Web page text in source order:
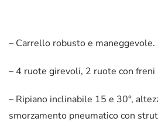
– Carrello robusto e maneggevole.
– 4 ruote girevoli, 2 ruote con freni
– Ripiano inclinabile 15 e 30°,
smorzamento pneumatico con